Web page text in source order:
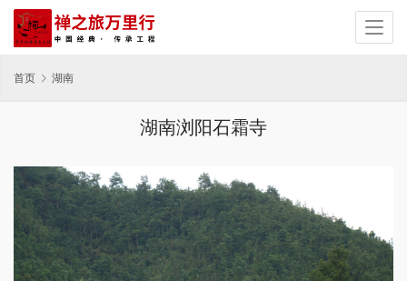
首页 湖南
湖南浏阳石霜寺